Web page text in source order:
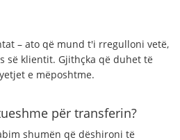
– ato që mund t'i rregulloni vetë,
së klientit. Gjithçka që duhet të
e mëposhtme.
për transferin?
shumën që dëshironi të